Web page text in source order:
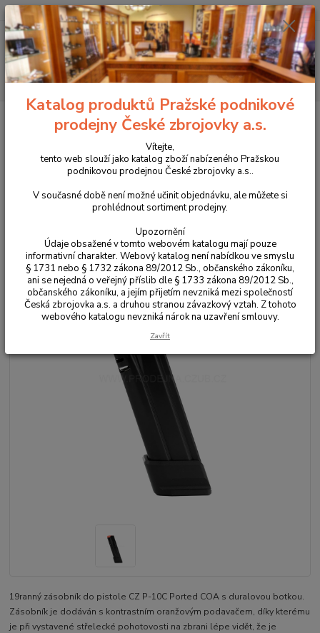
Menu
Hledat
+420 225 375 800
Příslušenství, doplňky a náhradní díly Pro pistole
Zásobník pro CZ P-10C Ported COA 19 ran 9x19
Zásobník pro CZ P-10C Ported
COA 19 ran 9x19
19ranný zásobník do pistole CZ P-10C Ported COA s duralovou botkou.
Zásobník je dodáván s kontrastním oranžovým podavačem, díky kterému
je při vystavené střelecké pohotovosti na zbrani lépe vidět, že je
Katalog produktů Pražské podnikové
prodejny České zbrojovky a.s.
Vítejte,
tento web slouží jako katalog zboží nabízeného Pražskou
podnikovou prodejnou České zbrojovky a.s..
V současné době není možné učinit objednávku, ale můžete si
prohlédnout sortiment prodejny.
Upozornění
Údaje obsažené v tomto webovém katalogu mají pouze
informativní charakter. Webový katalog není nabídkou ve smyslu
§ 1731 nebo § 1732 zákona 89/2012 Sb., občanského zákoníku,
ani se nejedná o veřejný příslib dle § 1733 zákona 89/2012 Sb.,
občanského zákoníku, a jejím přijetím nevzniká mezi společností
Česká zbrojovka a.s. a druhou stranou závazkový vztah. Z tohoto
webového katalogu nevzniká nárok na uzavření smlouvy.
Zavřít